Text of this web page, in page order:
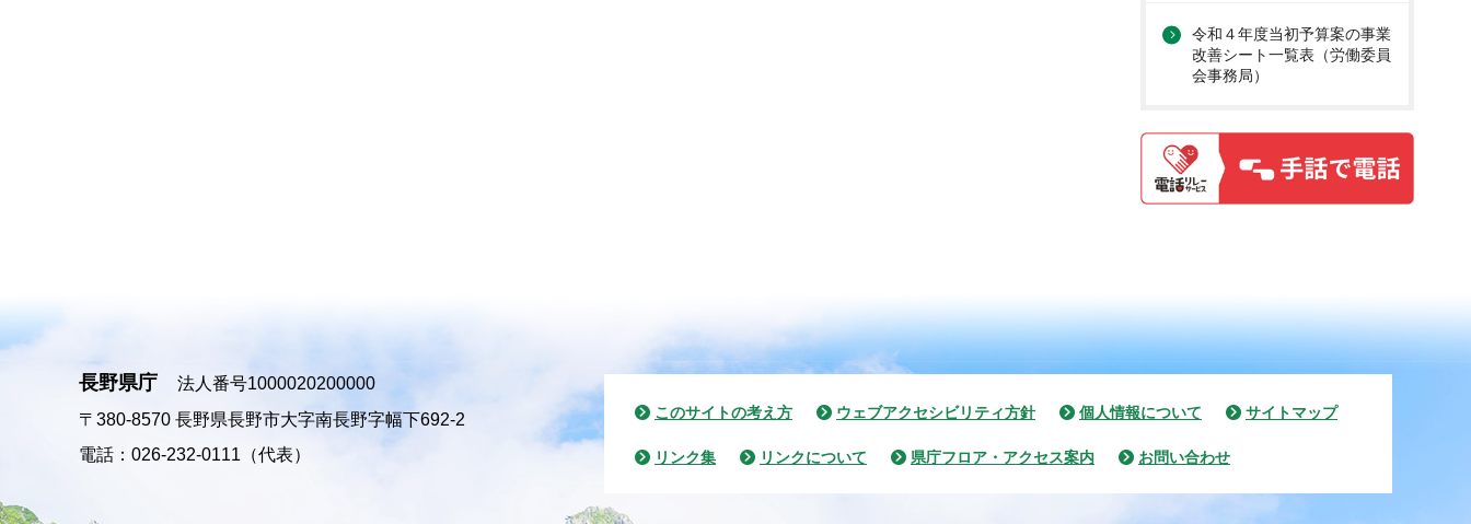
令和４年度当初予算案の事業
改善シート一覧表（労働委員
会事務局）
長野県庁
法人番号1000020200000
〒380-8570 長野県長野市大字南長野字幅下692-2
電話：026-232-0111（代表）
このサイトの考え方 ウェブアクセシビリティ方針 個人情報について サイトマップ
リンク集 リンクについて 県庁フロア・アクセス案内 お問い合わせ